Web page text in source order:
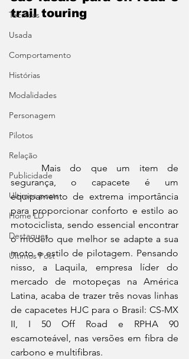
Técnicas
Usada
Comportamento
Histórias
Modalidades
Personagem
Pilotos
Relação
Publicidade
Ultimos posts
Home LD
Destaques
Últimos Post
trail touring
segurança, o capacete é um
equipamento de extrema importância
para proporcionar conforto e estilo ao
motociclista, sendo essencial encontrar
o modelo que melhor se adapte a sua
moto e estilo de pilotagem. Pensando
nisso, a Laquila, empresa líder do
mercado de motopeças na América
Latina, acaba de trazer três novas linhas
de capacetes HJC para o Brasil: CS-MX
II, I 50 Off Road e RPHA 90
escamoteável, nas versões em fibra de
carbono e multifibras.